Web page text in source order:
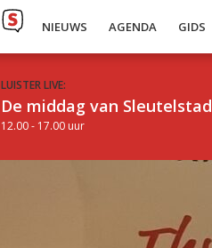
NIEUWS AGENDA GIDS
LUISTER LIVE:
De middag van Sleutelstad
12.00 - 17.00 uur